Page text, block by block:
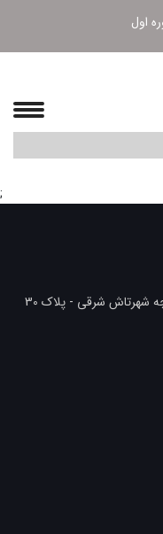
اول
;
شهرتاش شرقی - پلاک 30